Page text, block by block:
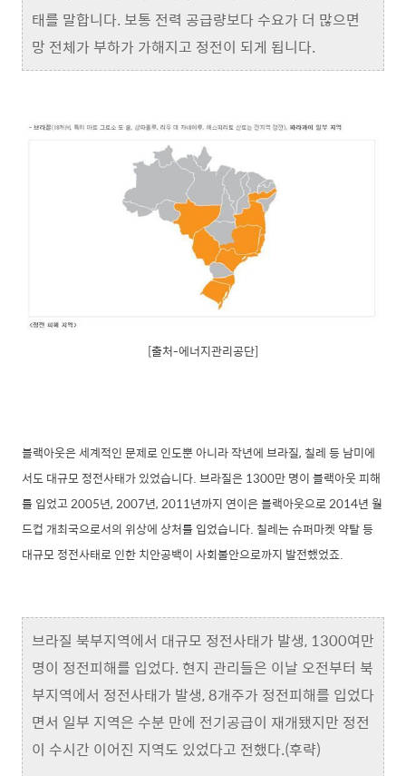
태를 말합니다. 보통 전력 공급량보다 수요가 더 많으면
망 전체가 부하가 가해지고 정전이 되게 됩니다.
[출처-에너지관리공단]
블랙아웃은 세계적인 문제로 인도뿐 아니라 작년에 브라질, 칠레 등 남미에
서도 대규모 정전사태가 있었습니다. 브라질은 1300만 명이 블랙아웃 피해
를 입었고 2005년, 2007년, 2011년까지 연이은 블랙아웃으로 2014년 월
드컵 개최국으로서의 위상에 상처를 입었습니다. 칠레는 슈퍼마켓 약탈 등
대규모 정전사태로 인한 치안공백이 사회불안으로까지 발전했었죠.
브라질 북부지역에서 대규모 정전사태가 발생, 1300여만
명이 정전피해를 입었다. 현지 관리들은 이날 오전부터 북
부지역에서 정전사태가 발생, 8개주가 정전피해를 입었다
면서 일부 지역은 수분 만에 전기공급이 재개됐지만 정전
이 수시간 이어진 지역도 있었다고 전했다.(후략)